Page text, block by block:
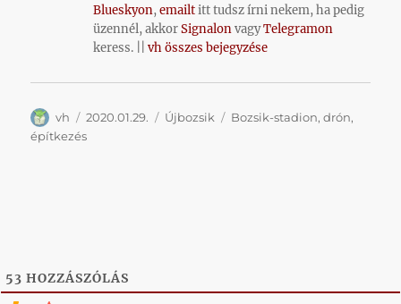
Blueskyon,emailtitt tudsz írni nekem, ha pedig
üzennél, akkorSignalonvagyTelegramon
keress. ||vh összes bejegyzése
Szerző
vh Közzétéve
2020.01.29. Kategória
Újbozsik Címke
Bozsik-stadion,drón,
építkezés
53 HOZZÁSZÓLÁS